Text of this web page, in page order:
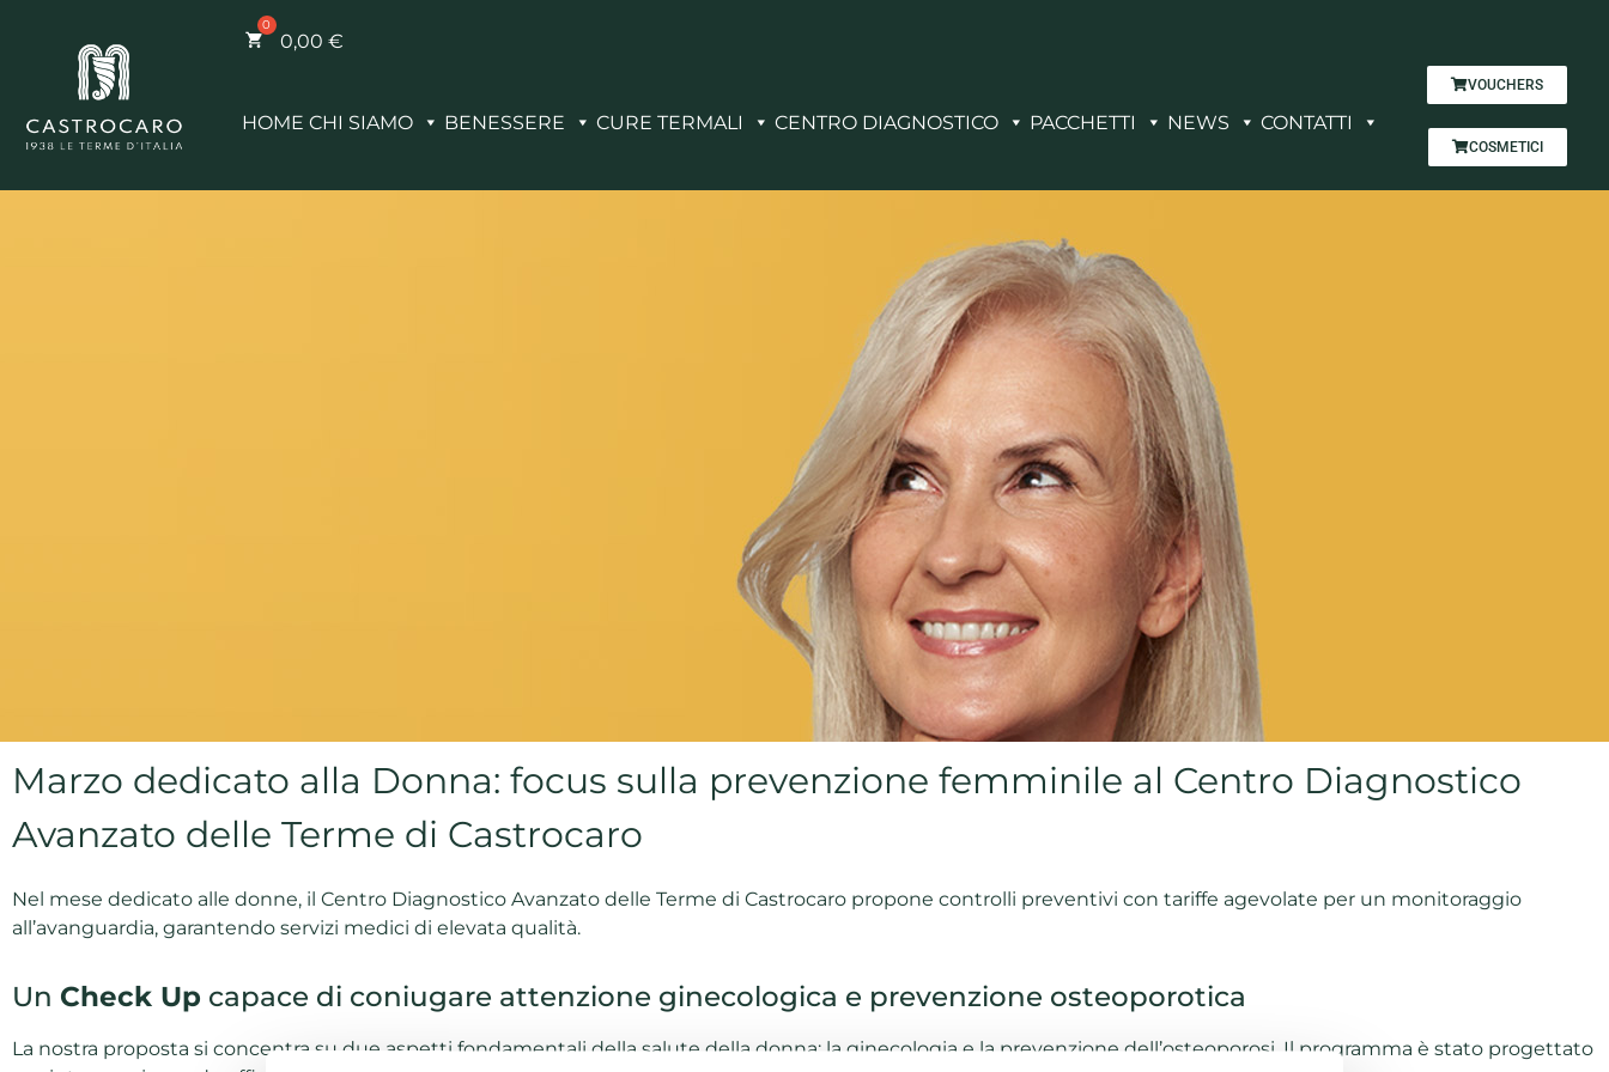
0,00 €
HOME CHI SIAMO BENESSERE CURE TERMALI CENTRO DIAGNOSTICO PACCHETTI NEWS CONTATTI
VOUCHERS
COSMETICI
Marzo dedicato alla Donna: focus sulla prevenzione femminile al Centro Diagnostico
Avanzato delle Terme di Castrocaro
Nel mese dedicato alle donne, il Centro Diagnostico Avanzato delle Terme di Castrocaro propone controlli preventivi con tariffe agevolate per un monitoraggio
all’avanguardia, garantendo servizi medici di elevata qualità.
Un Check Up capace di coniugare attenzione ginecologica e prevenzione osteoporotica
La nostra proposta si concentra su due aspetti fondamentali della salute della donna: la ginecologia e la prevenzione dell’osteoporosi. Il programma è stato progettato